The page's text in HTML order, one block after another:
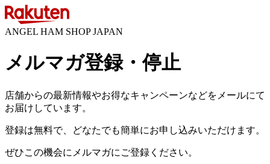
ANGEL HAM SHOP JAPAN
メルマガ登録・停止
店舗からの最新情報やお得なキャンペーンなどをメールにて
お届けしています。
登録は無料で、どなたでも簡単にお申し込みいただけます。
ぜひこの機会にメルマガにご登録ください。